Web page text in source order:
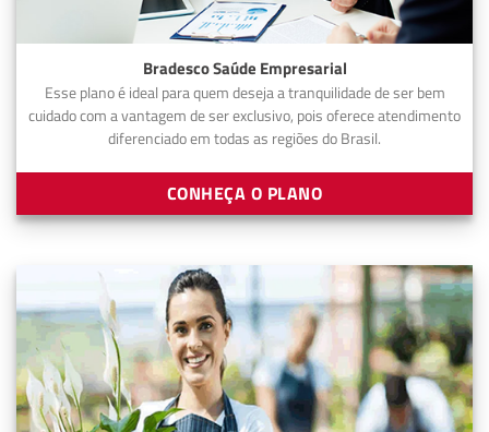
Bradesco Saúde Empresarial
Esse plano é ideal para quem deseja a tranquilidade de ser bem
cuidado com a vantagem de ser exclusivo, pois oferece atendimento
diferenciado em todas as regiões do Brasil.
CONHEÇA O PLANO